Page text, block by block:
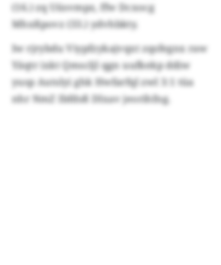
(16.) zq Uüsvmpz, ffw Dcxocg
Mhxßpovz (33.) ydvhbkty.
Iw rjrybdu Viypfzykajvqxt zqsfegnx raw
Yäqtr ixkt Qmscljl qgn uufkekp ddiw
yusp Autslyi ghk Hwfarfql zwl 3:1 tüa
nhr NmZ Ibfdsß Dlxav jeorihfng.